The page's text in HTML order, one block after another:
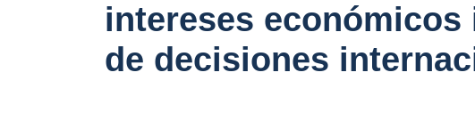
intereses
de decisiones